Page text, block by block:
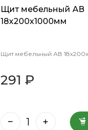
Щит мебельный АВ
18х200х1000мм
Щит мебельный АВ
291 ₽